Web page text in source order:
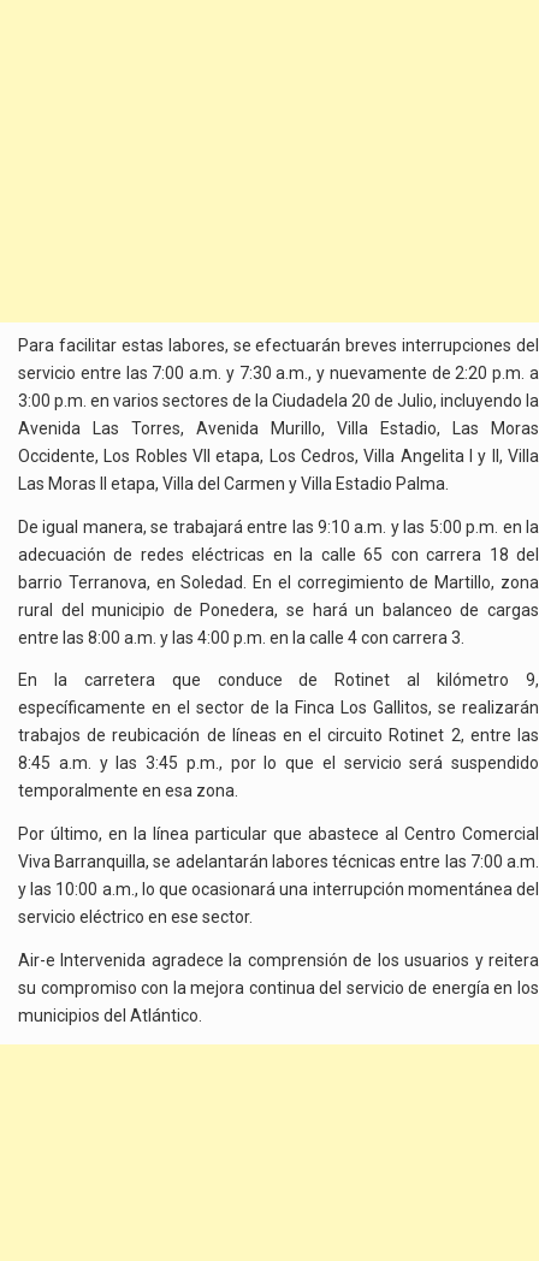
Para facilitar estas labores, se efectuarán breves interrupciones del
servicio entre las 7:00 a.m. y 7:30 a.m., y nuevamente de 2:20 p.m. a
3:00 p.m. en varios sectores de la Ciudadela 20 de Julio, incluyendo la
Avenida Las Torres, Avenida Murillo, Villa Estadio, Las Moras
Occidente, Los Robles VII etapa, Los Cedros, Villa Angelita I y II, Villa
Las Moras II etapa, Villa del Carmen y Villa Estadio Palma.
De igual manera, se trabajará entre las 9:10 a.m. y las 5:00 p.m. en la
adecuación de redes eléctricas en la calle 65 con carrera 18 del
barrio Terranova, en Soledad. En el corregimiento de Martillo, zona
rural del municipio de Ponedera, se hará un balanceo de cargas
entre las 8:00 a.m. y las 4:00 p.m. en la calle 4 con carrera 3.
En la carretera que conduce de Rotinet al kilómetro 9,
específicamente en el sector de la Finca Los Gallitos, se realizarán
trabajos de reubicación de líneas en el circuito Rotinet 2, entre las
8:45 a.m. y las 3:45 p.m., por lo que el servicio será suspendido
temporalmente en esa zona.
Por último, en la línea particular que abastece al Centro Comercial
Viva Barranquilla, se adelantarán labores técnicas entre las 7:00 a.m.
y las 10:00 a.m., lo que ocasionará una interrupción momentánea del
servicio eléctrico en ese sector.
Air-e Intervenida agradece la comprensión de los usuarios y reitera
su compromiso con la mejora continua del servicio de energía en los
municipios del Atlántico.